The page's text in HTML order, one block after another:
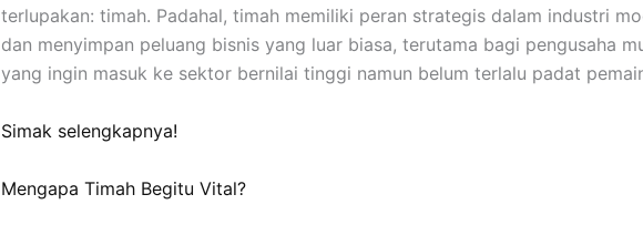
terlupakan: timah. Padahal, timah memiliki peran strategis dalam industri
dan menyimpan peluang bisnis yang luar biasa, terutama bagi pengusaha
yang ingin masuk ke sektor bernilai tinggi namun belum terlalu padat
Simak selengkapnya!
Mengapa Timah Begitu Vital?